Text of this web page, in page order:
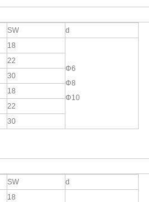
SW
d
18
Φ6
Φ8
Φ10
22
30
18
22
30
SW
d
18